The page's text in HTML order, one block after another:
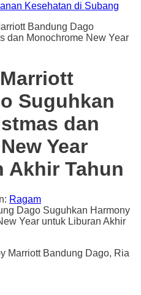
Kesehatan di Subang
Bandung Dago
dan Monochrome New Year
Suguhkan
dan
Year
Akhir Tahun
In: Ragam
Marriott Bandung Dago, Ria